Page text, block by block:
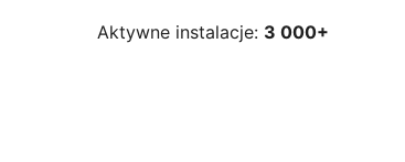
Aktywne instalacje: 3 000+